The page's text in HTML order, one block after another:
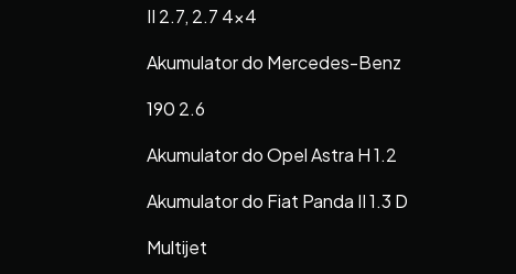
II 2.7, 2.7 4×4
Akumulator do Mercedes-Benz
190 2.6
Akumulator do Opel Astra H 1.2
Akumulator do Fiat Panda II 1.3 D
Multijet